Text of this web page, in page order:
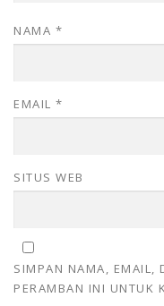
NAMA *
EMAIL *
SITUS WEB
SIMPAN NAMA, EMAIL,
PERAMBAN INI UNTUK